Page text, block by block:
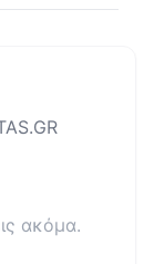
ακόμα.